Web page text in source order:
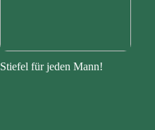
Stiefel für jeden Mann!